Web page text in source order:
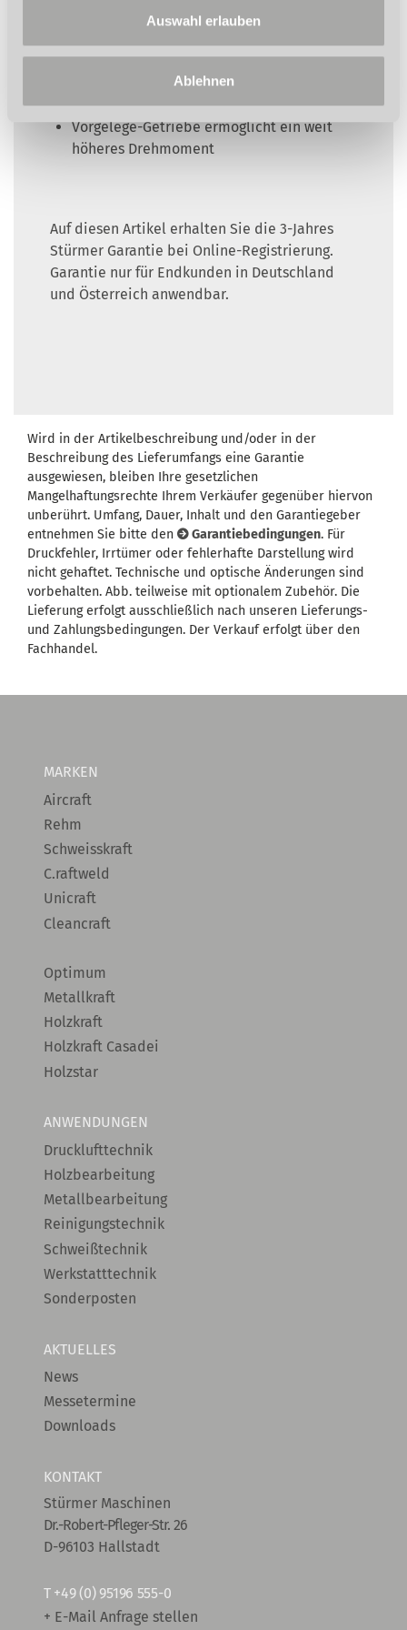
Auswahl erlauben
Ablehnen
Digitaler Tiefenmesser
Vorgelege-Getriebe ermöglicht ein weit
höheres Drehmoment
Auf diesen Artikel erhalten Sie die 3-Jahres
Stürmer Garantie bei Online-Registrierung.
Garantie nur für Endkunden in Deutschland
und Österreich anwendbar.
Wird in der Artikelbeschreibung und/oder in der
Beschreibung des Lieferumfangs eine Garantie
ausgewiesen, bleiben Ihre gesetzlichen
Mangelhaftungsrechte Ihrem Verkäufer gegenüber hiervon
unberührt. Umfang, Dauer, Inhalt und den Garantiegeber
entnehmen Sie bitte den
Garantiebedingungen. Für
Druckfehler, Irrtümer oder fehlerhafte Darstellung wird
nicht gehaftet. Technische und optische Änderungen sind
vorbehalten. Abb. teilweise mit optionalem Zubehör. Die
Lieferung erfolgt ausschließlich nach unseren Lieferungs-
und Zahlungsbedingungen. Der Verkauf erfolgt über den
Fachhandel.
MARKEN
Aircraft
Rehm
Schweisskraft
C.raftweld
Unicraft
Cleancraft
Optimum
Metallkraft
Holzkraft
Holzkraft Casadei
Holzstar
ANWENDUNGEN
Drucklufttechnik
Holzbearbeitung
Metallbearbeitung
Reinigungstechnik
Schweißtechnik
Werkstatttechnik
Sonderposten
AKTUELLES
News
Messetermine
Downloads
KONTAKT
Stürmer Maschinen
Dr.-Robert-Pfleger-Str. 26
D-96103 Hallstadt
T +49 (0) 95196 555-0
+ E-Mail Anfrage stellen